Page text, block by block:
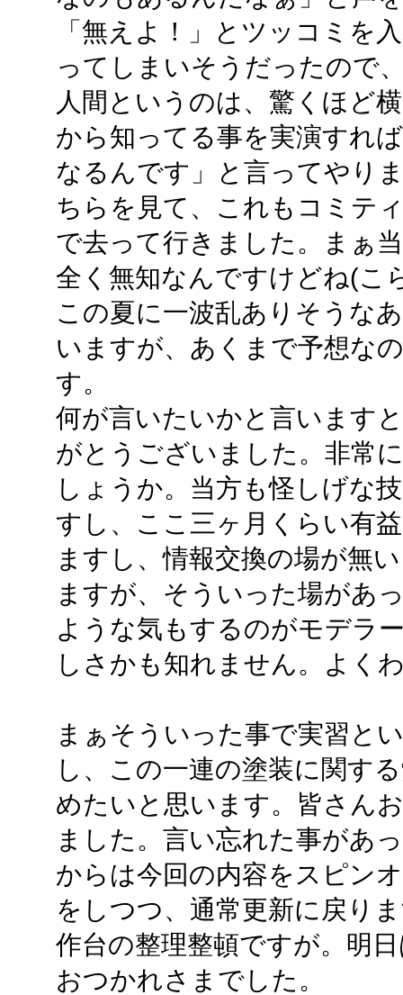
「無えよ！」とツッコミを
ってしまいそうだったので
人間というのは、驚くほど
から知ってる事を実演すれ
なるんです」と言ってやり
ちらを見て、これもコミテ
で去って行きました。まぁ
全く無知なんですけどね(こ
この夏に一波乱ありそうな
いますが、あくまで予想な
す。
何が言いたいかと言います
がとうございました。非常
しょうか。当方も怪しげな
すし、ここ三ヶ月くらい有
ますし、情報交換の場が無
ますが、そういった場があ
ような気もするのがモデラ
しさかも知れません。よく
まぁそういった事で実習と
し、この一連の塗装に関す
めたいと思います。皆さん
ました。言い忘れた事があ
からは今回の内容をスピン
をしつつ、通常更新に戻り
作台の整理整頓ですが。明
おつかれさまでした。